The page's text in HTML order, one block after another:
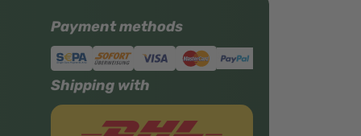
Payment methods
Shipping with